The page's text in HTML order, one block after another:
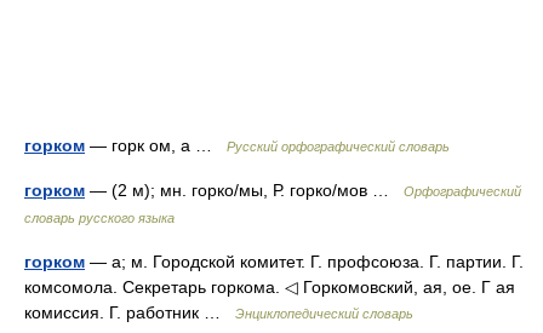
горком — горк ом, а … Русский орфографический словарь
горком — (2 м); мн. горко/мы, Р. горко/мов …
Орфографический
словарь русского языка
горком — а; м. Городской комитет. Г. профсоюза. Г. партии. Г.
комсомола. Секретарь горкома. ◁ Горкомовский, ая, ое. Г ая
комиссия. Г. работник …
Энциклопедический словарь